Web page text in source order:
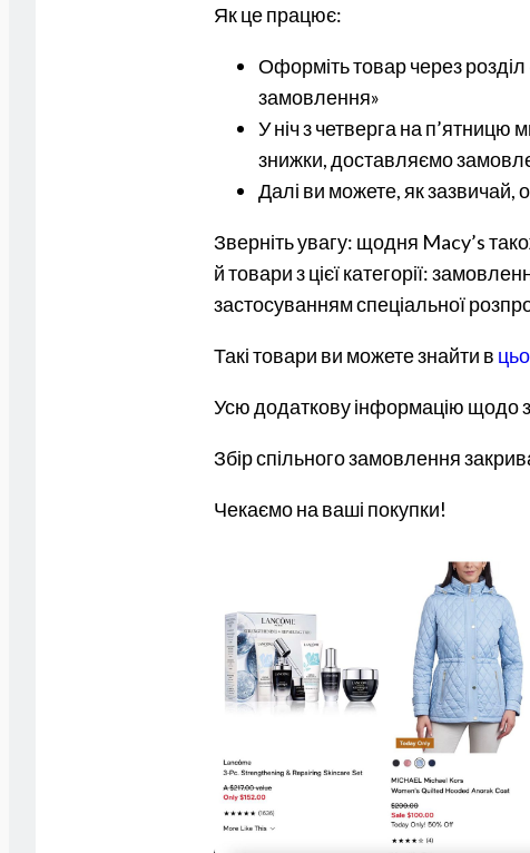
Як це працює:
Оформіть товар через розділ
замовлення»
У ніч з четверга на
знижки, доставляємо
Далі ви можете, як зазвичай,
Зверніть увагу: щодня Macy’s
й товари з цієї категорії:
застосуванням спеціальної
Такі товари ви можете знайти в
Усю додаткову інформацію щодо
Збір спільного замовлення
Чекаємо на ваші покупки!